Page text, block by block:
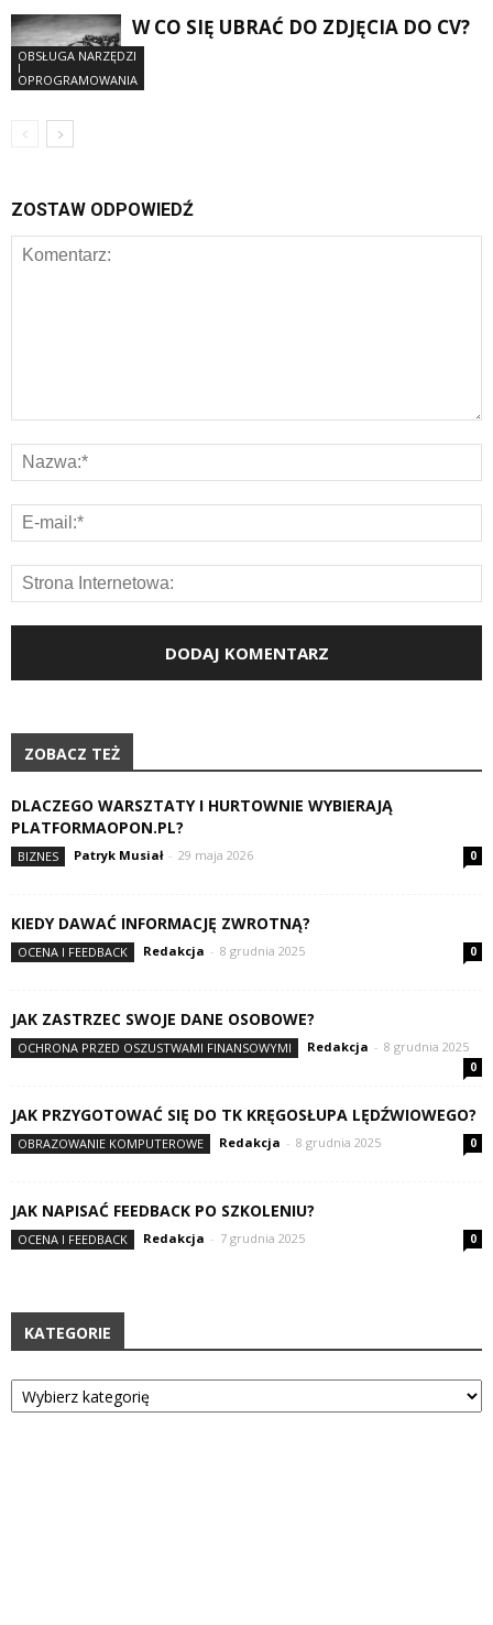
OBSŁUGA NARZĘDZI
I
OPROGRAMOWANIA
W CO SIĘ UBRAĆ DO ZDJĘCIA DO CV?
ZOSTAW ODPOWIEDŹ
ZOBACZ TEŻ
DLACZEGO WARSZTATY I HURTOWNIE WYBIERAJĄ
PLATFORMAOPON.PL?
BIZNES Patryk Musiał - 29 maja 2026 0
KIEDY DAWAĆ INFORMACJĘ ZWROTNĄ?
OCENA I FEEDBACK Redakcja - 8 grudnia 2025 0
JAK ZASTRZEC SWOJE DANE OSOBOWE?
OCHRONA PRZED OSZUSTWAMI FINANSOWYMI Redakcja - 8 grudnia 2025
0
JAK PRZYGOTOWAĆ SIĘ DO TK KRĘGOSŁUPA LĘDŹWIOWEGO?
OBRAZOWANIE KOMPUTEROWE Redakcja - 8 grudnia 2025 0
JAK NAPISAĆ FEEDBACK PO SZKOLENIU?
OCENA I FEEDBACK Redakcja - 7 grudnia 2025 0
KATEGORIE
Kategorie